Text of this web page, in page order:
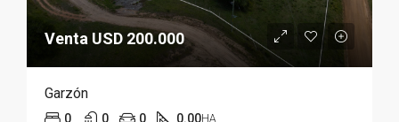
Venta USD 200.000
Garzón
0 0 0 0.00HA